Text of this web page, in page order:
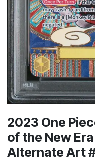
2023 One
of the New
Alternate Art